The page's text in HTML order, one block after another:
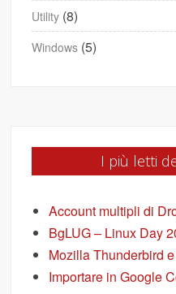
Utility (8)
Windows (5)
I più letti
Account multipli di
BgLUG – Linux Day
Mozilla Thunderbird
Importare in Google